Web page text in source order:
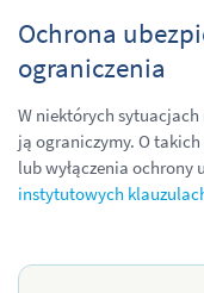
Ochrona
ograniczenia
W niektórych
ją ograniczymy. O
lub wyłączenia ochrony
instytutowych